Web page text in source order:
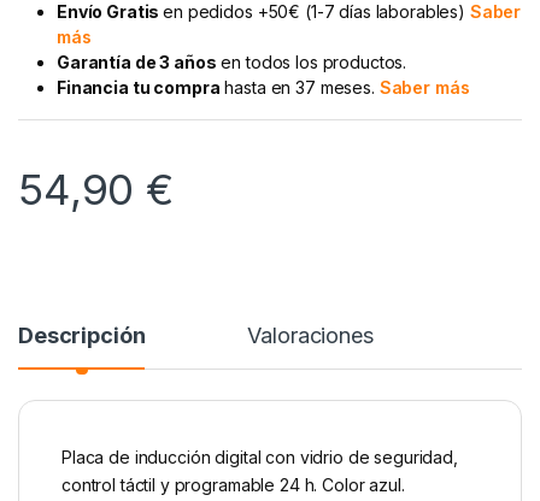
Envío Gratisen pedidos +50€ (1-7 días laborables) Saber
más
Garantía de 3 años en todos los productos.
Financia tu compra hasta en 37 meses. Saber más
54,90 €
Descripción Valoraciones
Placa de inducción digital con vidrio de seguridad,
control táctil y programable 24 h. Color azul.